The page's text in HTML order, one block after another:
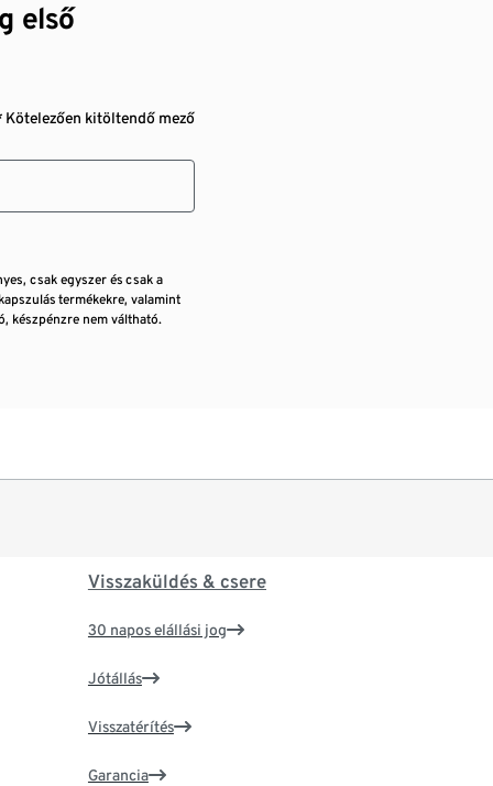
első
Kötelezően kitöltendő mező
csak egyszer és csak a
termékekre, valamint
készpénzre nem váltható.
Visszaküldés & csere
30 napos elállási jog
Jótállás
Visszatérítés
Garancia